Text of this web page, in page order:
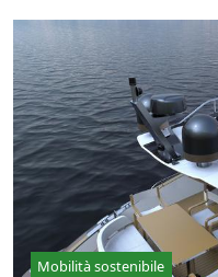
Mobilità sostenibile